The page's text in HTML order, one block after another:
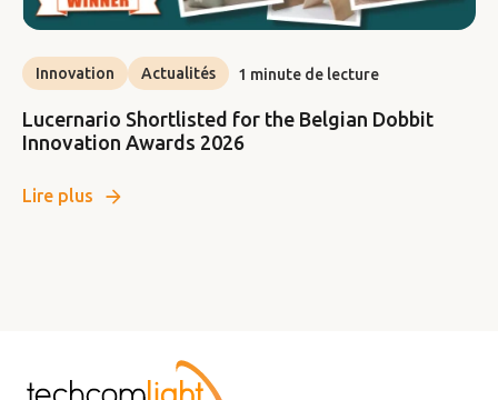
Innovation Actualités 1 minute de lecture
Lucernario Shortlisted for the Belgian Dobbit
Innovation Awards 2026
Lire plus